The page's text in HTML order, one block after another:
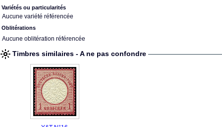
Variétés ou particularités
Aucune variété référencée
Oblitérations
Aucune oblitération référencée
Timbres similaires - A ne pas confondre